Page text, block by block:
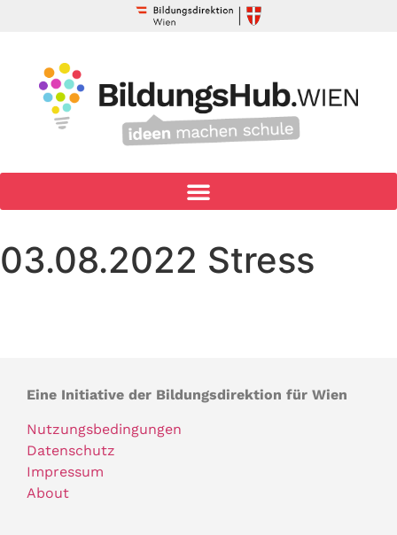
03.08.2022 Stress
Eine Initiative der Bildungsdirektion für Wien
Nutzungsbedingungen
Datenschutz
Impressum
About